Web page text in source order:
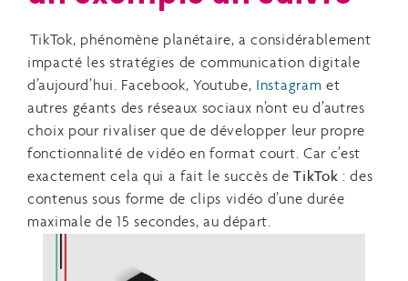
TikTok, phénomène planétaire, a considérablement
impacté les stratégies de communication digitale
d’aujourd’hui. Facebook, Youtube,
Instagram et
autres géants des réseaux sociaux n’ont eu d’autres
choix pour rivaliser que de développer leur propre
fonctionnalité de vidéo en format court. Car c’est
exactement cela qui a fait le succès deTikTok : des
contenus sous forme de clips vidéo d’une durée
maximale de 15 secondes, au départ.